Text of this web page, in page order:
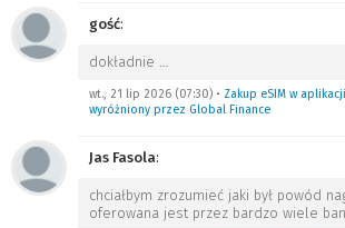
gość:
dokładnie …
wt., 21 lip 2026 (07:30) • Zakup eSIM w
wyróżniony przez Global Finance
Jas Fasola:
chciałbym zrozumieć jaki był powód
oferowana jest przez bardzo wiele